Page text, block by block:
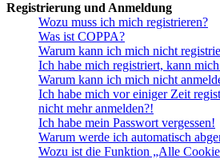
Registrierung und Anmeldung
Wozu muss ich mich registrieren?
Was ist COPPA?
Warum kann ich mich nicht
Ich habe mich registriert, kann
Warum kann ich mich nicht
Ich habe mich vor einiger Zeit
nicht mehr anmelden?!
Ich habe mein Passwort vergessen!
Warum werde ich automatisch
Wozu ist die Funktion „Alle